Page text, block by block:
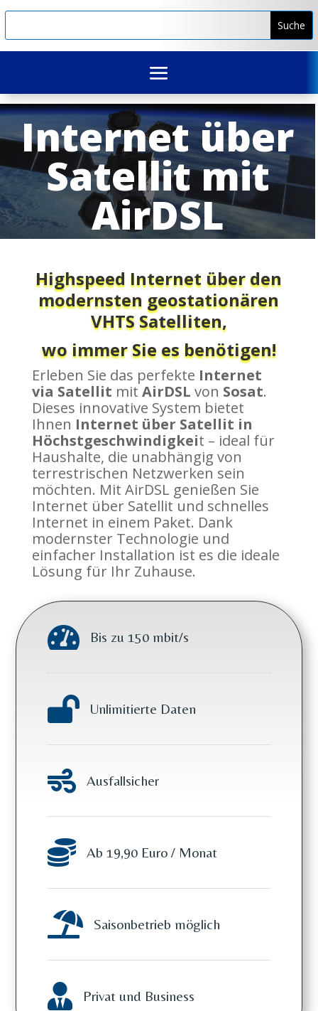
Internet über
Satellit mit
AirDSL
Download bis zu 150 mbit/s – schon
ab 19,90 Euro im Monat
Highspeed Internet über den
modernsten geostationären
VHTS Satelliten,
wo immer Sie es benötigen!
Erleben Sie das perfekte Internet
via Satellit mit AirDSL von Sosat.
Dieses innovative System bietet
Ihnen Internet über Satellit in
Höchstgeschwindigkeit – ideal für
Haushalte, die unabhängig von
terrestrischen Netzwerken sein
möchten. Mit AirDSL genießen Sie
Internet über Satellit und schnelles
Internet in einem Paket. Dank
modernster Technologie und
einfacher Installation ist es die ideale
Lösung für Ihr Zuhause.
 Bis zu 150 mbit/s
 Unlimitierte Daten
 Ausfallsicher
 Ab 19,90 Euro / Monat
 Saisonbetrieb möglich
 Privat und Business